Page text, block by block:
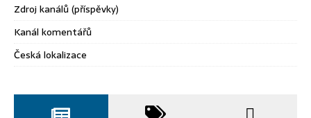
Zdroj kanálů (příspěvky)
Kanál komentářů
Česká lokalizace